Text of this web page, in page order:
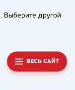
Выберите другой
ВЕСЬ САЙТ